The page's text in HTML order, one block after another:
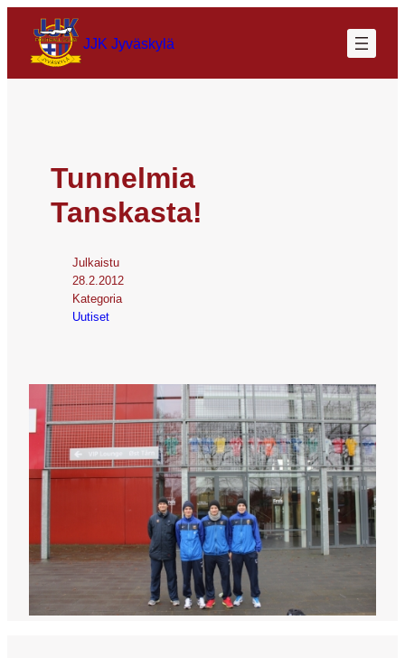
JJK Jyväskylä
Tunnelmia
Tanskasta!
Julkaistu
28.2.2012
Kategoria
Uutiset